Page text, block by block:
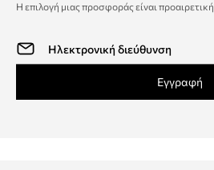
Η επιλογή μιας προσφοράς είναι προαιρετική
Εγγραφή